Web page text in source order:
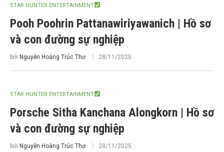
STAR HUNTER ENTERTAINMENT
Pooh Poohrin Pattanawiriyawanich | Hồ sơ
và con đường sự nghiệp
bởi Nguyễn Hoàng Trúc Thơ 28/11/2025
STAR HUNTER ENTERTAINMENT
Porsche Sitha Kanchana Alongkorn | Hồ sơ
và con đường sự nghiệp
bởi Nguyễn Hoàng Trúc Thơ 28/11/2025